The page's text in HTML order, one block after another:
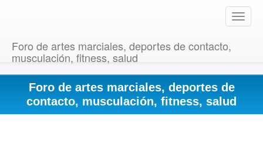
T
o
e
v
Foro de artes marciales, deportes de contacto,
musculación, fitness, salud
Foro de artes marciales, deportes de
contacto, musculación, fitness, salud